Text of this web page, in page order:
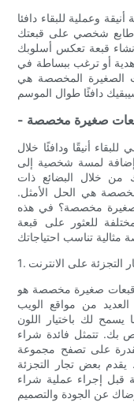
وعملية للبقاء دافئا
طابع شخصي على قبعتك
إنشاء قبعة تعكس أسلوبك
أو ترغب ببساطة في
الصغيرة المخصصة هي
قبعات صغيرة مخصصة
أنيقًا ودافئًا خلال
إضافة لمسة شخصية إلى
من خلال البضائع ذات
هي الحل الأمثل.
صغيرة مخصصة؟ في هذه
للعثور على قبعة
التجزئة على الانترنت
قبعات صغيرة مخصصة هو
من مواقع الويب
لك باختيار اللون
بك. تتمثل فائدة شراء
على تصفح مجموعة
بعض تجار التجزئة
قبل إجراء عملية شراء